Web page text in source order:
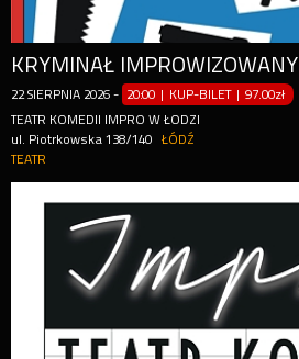
KRYMINAŁ IMPROWIZOWANY
22 SIERPNIA 2026 - 20:00 | KUP-BILET |97.00zł
TEATR KOMEDII IMPRO W ŁODZI
ul. Piotrkowska 138/140
ŁÓDŹ
TEATR